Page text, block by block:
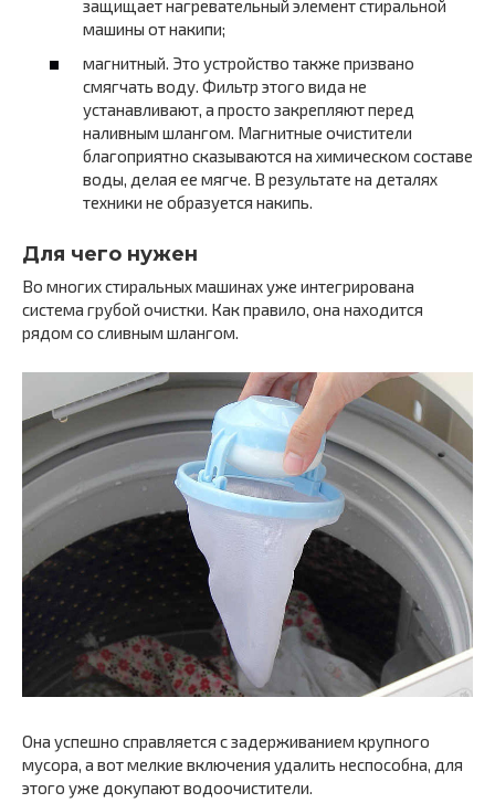
защищает нагревательный элемент стиральной
машины от накипи;
магнитный. Это устройство также призвано
смягчать воду. Фильтр этого вида не
устанавливают, а просто закрепляют перед
наливным шлангом. Магнитные очистители
благоприятно сказываются на химическом составе
воды, делая ее мягче. В результате на деталях
техники не образуется накипь.
Для чего нужен
Во многих стиральных машинах уже интегрирована
система грубой очистки. Как правило, она находится
рядом со сливным шлангом.
Она успешно справляется с задерживанием крупного
мусора, а вот мелкие включения удалить неспособна, для
этого уже докупают водоочистители.